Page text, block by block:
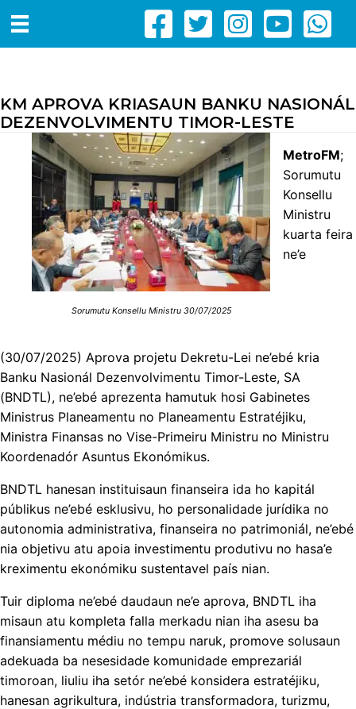
KM APROVA KRIASAUN BANKU NASIONÁL
DEZENVOLVIMENTU TIMOR-LESTE
Sorumutu Konsellu Ministru 30/07/2025
MetroFM;
Sorumutu
Konsellu
Ministru
kuarta feira
ne’e
(30/07/2025) Aprova projetu Dekretu-Lei ne’ebé kria
Banku Nasionál Dezenvolvimentu Timor-Leste, SA
(BNDTL), ne’ebé aprezenta hamutuk hosi Gabinetes
Ministrus Planeamentu no Planeamentu Estratéjiku,
Ministra Finansas no Vise-Primeiru Ministru no Ministru
Koordenadór Asuntus Ekonómikus.
BNDTL hanesan instituisaun finanseira ida ho kapitál
públikus ne’ebé esklusivu, ho personalidade jurídika no
autonomia administrativa, finanseira no patrimoniál, ne’ebé
nia objetivu atu apoia investimentu produtivu no hasa’e
kreximentu ekonómiku sustentavel país nian.
Tuir diploma ne’ebé daudaun ne’e aprova, BNDTL iha
misaun atu kompleta falla merkadu nian iha asesu ba
finansiamentu médiu no tempu naruk, promove solusaun
adekuada ba nesesidade komunidade emprezariál
timoroan, liuliu iha setór ne’ebé konsidera estratéjiku,
hanesan agrikultura, indústria transformadora, turizmu,